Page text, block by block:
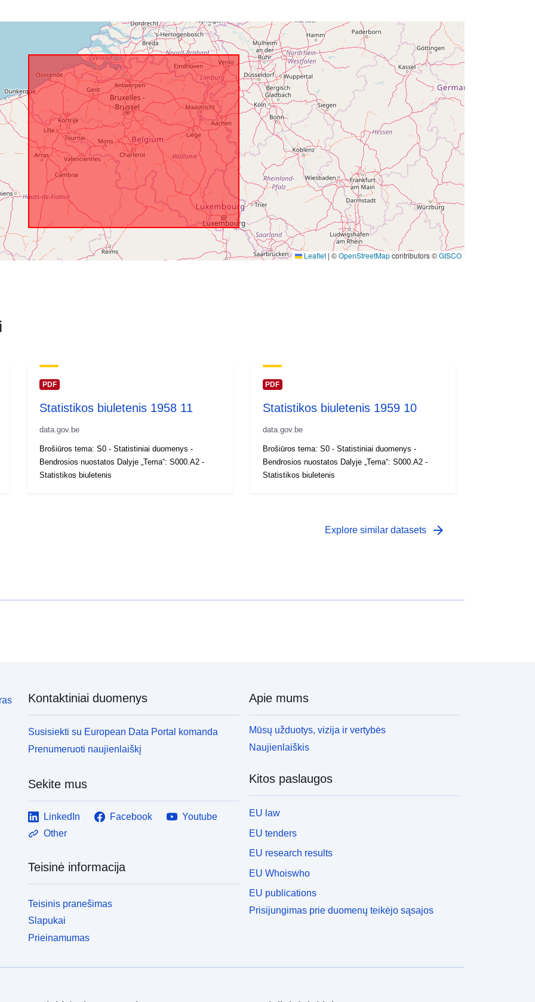
Leaflet | ©OpenStreetMapcontributors ©GISCO
duomenys:
51.51 ], [ 6.41, 49.49 ], [ 2.54, 49.49 ],
[ 2.54, 51.51 ] ]
Rūšis: Polygon
Identifikatoriai: Q21490#ID
uriRef:
http://data.europa.eu/88u/dataset/q2
1490-id
Prieigos teisės: public
Laikotarpis:
01 January 1959
- 31 December 1959
PDF
Statistikos biuletenis 1958 11
data.gov.be
Brošiūros tema: S0 - Statistiniai duomenys -
Bendrosios nuostatos Dalyje „Tema“: S000.A2 -
Statistikos biuletenis
PDF
Statistikos biuletenis 1959 10
data.gov.be
Brošiūros tema: S0 - Statistiniai duomenys -
Bendrosios nuostatos Dalyje „Tema“: S000.A2 -
Statistikos biuletenis
Explore similar datasets arrow_forward
Kontaktiniai duomenys
Susisiekti su European Data Portal komanda
Prenumeruoti naujienlaiškį
Sekite mus
LinkedIn Facebook
Youtube
Other
Teisinė informacija
Teisinis pranešimas
Slapukai
Prieinamumas
Apie mums
Mūsų užduotys, vizija ir vertybės
Naujienlaiškis
Kitos paslaugos
EU law
EU tenders
EU research results
EU Whoiswho
EU publications
Prisijungimas prie duomenų teikėjo sąsajos